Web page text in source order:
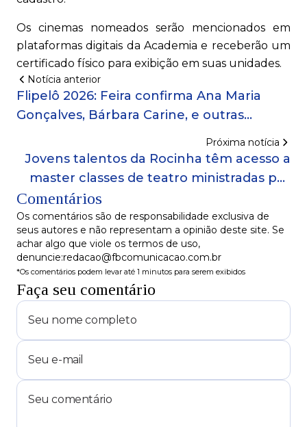
Os cinemas nomeados serão mencionados em
plataformas digitais da Academia e receberão um
certificado físico para exibição em suas unidades.
Notícia anterior
Flipelô 2026: Feira confirma Ana Maria
Gonçalves, Bárbara Carine, e outras
Próxima notícia
Jovens talentos da Rocinha têm acesso a
master classes de teatro ministradas por
Daniel Herz na Escola Americana do Rio
de Janeiro!
Comentários
Os comentários são de responsabilidade exclusiva de
seus autores e não representam a opinião deste site. Se
achar algo que viole os termos de uso,
denuncie:redacao@fbcomunicacao.com.br
*Os comentários podem levar até 1 minutos para serem exibidos
Faça seu comentário